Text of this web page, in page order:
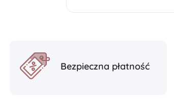
Bezpieczna płatność